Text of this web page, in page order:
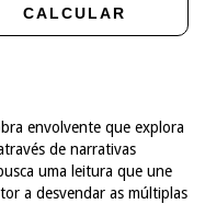
CALCULAR
envolvente que explora
de narrativas
uma leitura que une
a desvendar as múltiplas